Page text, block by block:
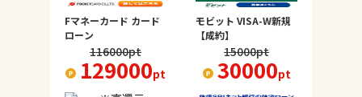
Fマネーカード カード
ローン
116000pt
129000pt
モビット VISA-W新規
【成約】
15000pt
30000pt